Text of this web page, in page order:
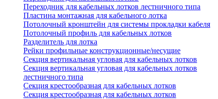
Переходник для кабельных лотков лестничного типа
Пластина монтажная для кабельного лотка
Потолочный кронштейн для системы прокладки кабеля
Потолочный профиль для кабельных лотков
Разделитель для лотка
Рейки профильные конструкционные/несущие
Секция вертикальная угловая для кабельных лотков
Секция вертикальная угловая для кабельных лотков
лестничного типа
Секция крестообразная для кабельных лотков
Секция крестообразная для кабельных лотков